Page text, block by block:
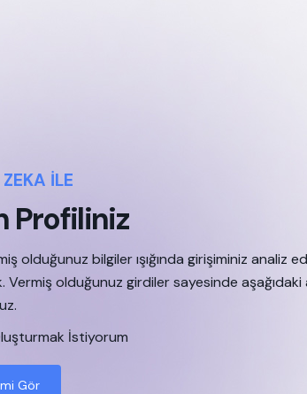
İLE
Profiliniz
olduğunuz bilgiler ışığında girişiminiz analiz
Vermiş olduğunuz girdiler sayesinde aşağıdaki
İstiyorum
Gör